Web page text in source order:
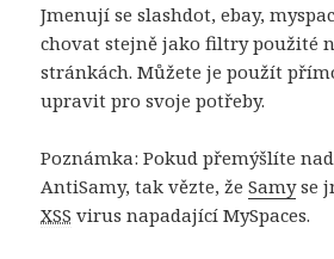
Jmenují se slashdot, ebay,
chovat stejně jako filtry použité
stránkách. Můžete je použít
upravit pro svoje potřeby.
Poznámka: Pokud přemýšlíte
AntiSamy, tak vězte, žeSamyse
XSS virus napadající MySpaces.